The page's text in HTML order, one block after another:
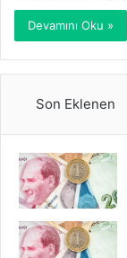
Devamını Oku »
Son Eklenen